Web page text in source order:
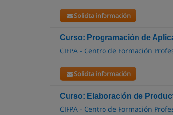
Solicita información
Curso: Programación de
CIFPA - Centro de Formación
Solicita información
Curso: Elaboración de
CIFPA - Centro de Formación